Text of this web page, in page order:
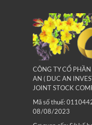
CÔNG TY CỔ
AN ( DUC AN
JOINT STOCK
Mã số thuế:
08/08/2023